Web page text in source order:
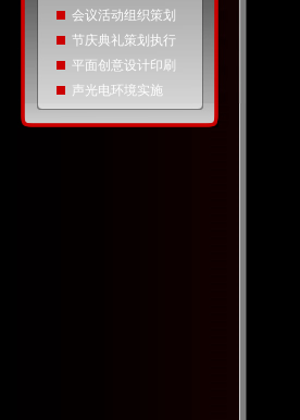
会议活动组织策划
节庆典礼策划执行
平面创意设计印刷
声光电环境实施